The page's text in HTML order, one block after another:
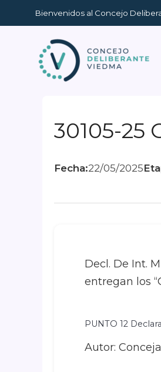
al
contenido
Bienvenidos al Concejo
30105-25
Fecha:22/05/2025
Decl. De Int.
entregan los
PUNTO 12
Autor: